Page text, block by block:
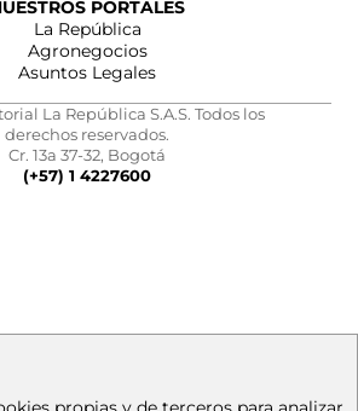
PORTALES
La República
Agronegocios
Asuntos Legales
La República S.A.S. Todos los
derechos reservados.
Cr. 13a 37-32, Bogotá
(+57) 1 4227600